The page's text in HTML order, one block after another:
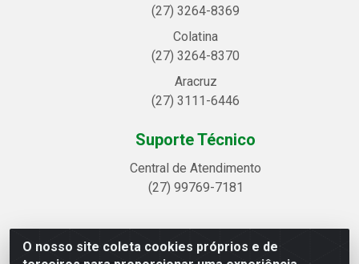
O nosso site coleta cookies próprios e de
(27) 3264-8369
Colatina
(27) 3264-8370
Aracruz
(27) 3111-6446
Suporte Técnico
Central de Atendimento
(27) 99769-7181
Linhavix Distribuidora LTDA - Avenida Alegre, 2521 -